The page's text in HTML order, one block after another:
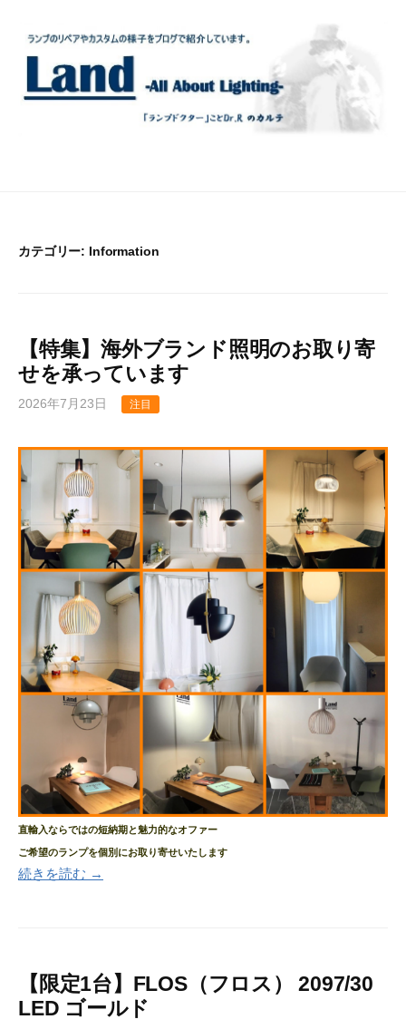
カテゴリー: Information
【特集】海外ブランド照明のお取り寄
せを承っています
2026年7月23日 注目
直輸入ならではの短納期と魅力的なオファー
ご希望のランプを個別にお取り寄せいたします
続きを読む →
【限定1台】FLOS（フロス） 2097/30
LED ゴールド